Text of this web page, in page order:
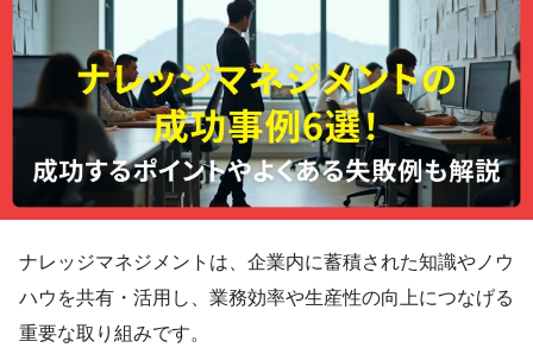
ナレッジマネジメントは、企業内に蓄積された知識やノウ
ハウを共有・活用し、業務効率や生産性の向上につなげる
重要な取り組みです。